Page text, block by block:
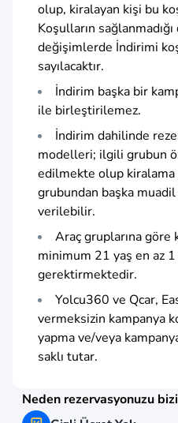
olup, kiralayan kişi bu
Koşulların
değişimlerde İndirimi
sayılacaktır.
İndirim başka bir
ile birleştirilemez.
İndirim dahilinde
modelleri; ilgili grubun
edilmekte olup kiralama
grubundan başka
verilebilir.
Araç gruplarına
minimum 21 yaş en az 1
gerektirmektedir.
Yolcu360 ve Qcar,
vermeksizin kampanya
yapma ve/veya
saklı tutar.
Neden rezervasyonuzu